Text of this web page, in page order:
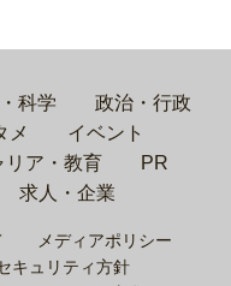
科学
政治・行政
メ
イベント
リア・教育
PR
求人・企業
メディアポリシー
キュリティ方針